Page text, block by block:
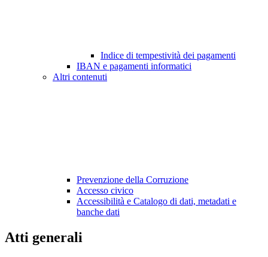
Indice di tempestività dei pagamenti
IBAN e pagamenti informatici
Altri contenuti
Prevenzione della Corruzione
Accesso civico
Accessibilità e Catalogo di dati, metadati e
banche dati
Atti generali